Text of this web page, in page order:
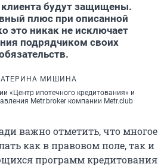
клиента будут защищены.
плюс при описанной
это никак не исключает
подрядчиком своих
МИШИНА
«Центр ипотечного кредитования» и
Metr.broker компании Metr.club
важно отметить, что многое
как в правовом поле, так и
программ кредитования